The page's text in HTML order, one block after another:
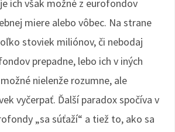
ich však možné z eurofondov
miere alebo vôbec. Na strane
stoviek miliónov, či nebodaj
prepadne, lebo ich v iných
nielenže rozumne, ale
vyčerpať. Ďalší paradox spočíva v
„sa súťaží“ a tiež to, ako sa